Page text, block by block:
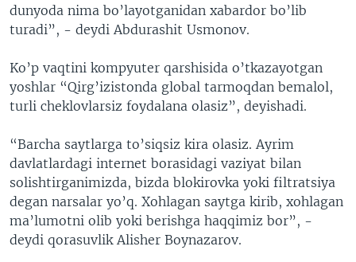
dunyoda nima bo’layotganidan xabardor bo’lib
turadi”, - deydi Abdurashit Usmonov.
Ko’p vaqtini kompyuter qarshisida o’tkazayotgan
yoshlar “Qirg’izistonda global tarmoqdan bemalol,
turli cheklovlarsiz foydalana olasiz”, deyishadi.
“Barcha saytlarga to’siqsiz kira olasiz. Ayrim
davlatlardagi internet borasidagi vaziyat bilan
solishtirganimizda, bizda blokirovka yoki filtratsiya
degan narsalar yo’q. Xohlagan saytga kirib, xohlagan
ma’lumotni olib yoki berishga haqqimiz bor”, -
deydi qorasuvlik Alisher Boynazarov.